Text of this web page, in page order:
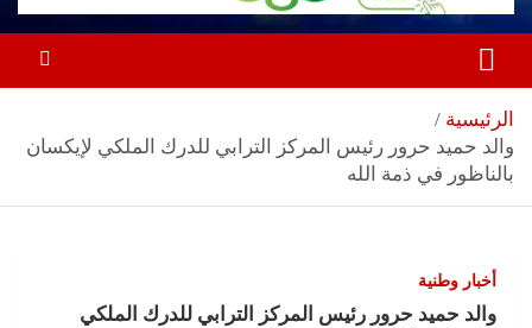
الرئيسية
والد حميد حرور رئيس المركز الترابي للدرك الملكي لإيكسان
بالناظور في ذمة الله
أخبار وطنية
والد حميد حرور رئيس المركز الترابي للدرك الملكي